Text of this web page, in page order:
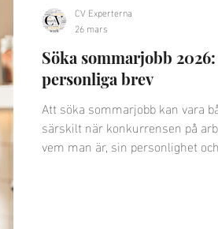
CV för sommarjobb
Söka sommarjobb
personliga brev
Att söka sommarjobb kan vara
särskilt när konkurrensen på
vem man är, sin personlighet
CV Experterna
26 mars